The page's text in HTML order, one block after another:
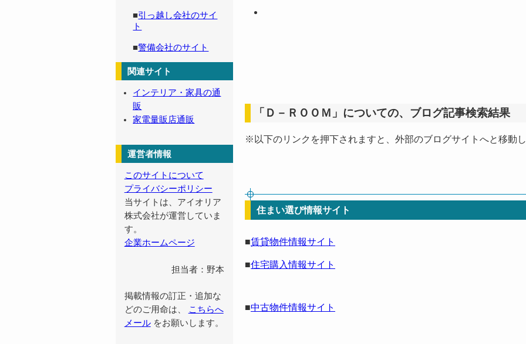
「Ｄ－ＲＯＯＭ」についての、ブログ記事検索結果
※以下のリンクを押下されますと、外部のブログサイトへと移動
住まい選び情報サイト
■賃貸物件情報サイト
■住宅購入情報サイト
■中古物件情報サイト
■引っ越し会社のサイ
ト
■警備会社のサイト
関連サイト
インテリア・家具の通
販
家電量販店通販
運営者情報
このサイトについて
プライバシーポリシー
当サイトは、アイオリア
株式会社が運営していま
す。
企業ホームページ
担当者：野本
掲載情報の訂正・追加な
どのご用命は、
こちらへ
メールをお願いします。